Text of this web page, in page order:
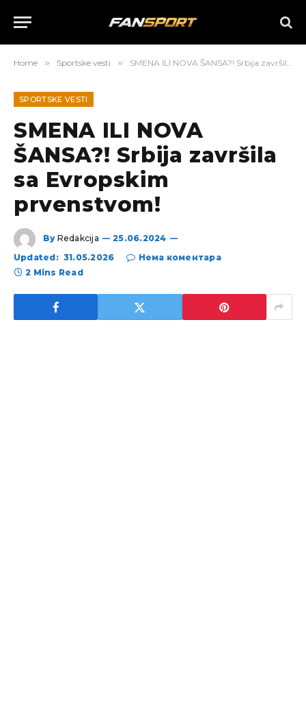
Home » Sportske vesti » SMENA ILI NOVA ŠANSA?! Srbija završila sa Evropskim prvenstvom!
SPORTSKE VESTI
SMENA ILI NOVA
ŠANSA?! Srbija završila
sa Evropskim
prvenstvom!
By Redakcija
25.06.2024
Updated: 31.05.2026
Нема коментара
2 Mins Read